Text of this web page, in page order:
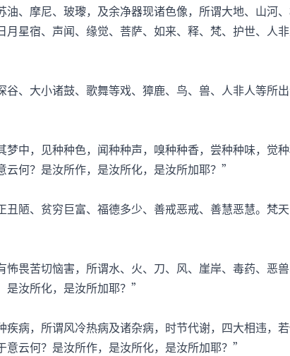
摩尼、玻瓈，及余净器现诸色像，所谓大地、山河、
星宿、声闻、缘觉、菩萨、如来、释、梵、护世、人
大小诸鼓、歌舞等戏、獐鹿、鸟、兽、人非人等所
，见种种色，闻种种声，嗅种种香，尝种种味，觉
何？是汝所作，是汝所化，是汝所加耶？”
、贫穷巨富、福德多少、善戒恶戒、善慧恶慧。梵
苦切恼害，所谓水、火、刀、风、崖岸、毒药、恶
是汝所化，是汝所加耶？”
，所谓风冷热病及诸杂病，时节代谢，四大相违，
云何？是汝所作，是汝所化，是汝所加耶？”